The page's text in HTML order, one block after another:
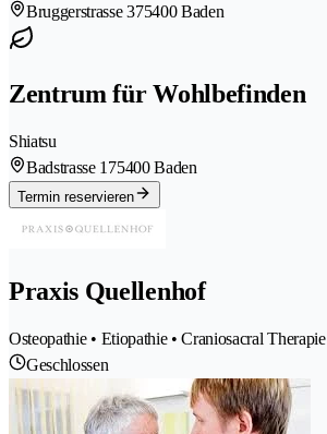
Bruggerstrasse 375400 Baden
Zentrum für Wohlbefinden
Shiatsu
Badstrasse 175400 Baden
Termin reservieren
Praxis Quellenhof
Osteopathie • Etiopathie • Craniosacral Therapie
Geschlossen